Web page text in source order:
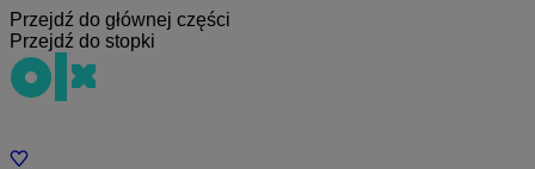
Przejdź do głównej części
Przejdź do stopki